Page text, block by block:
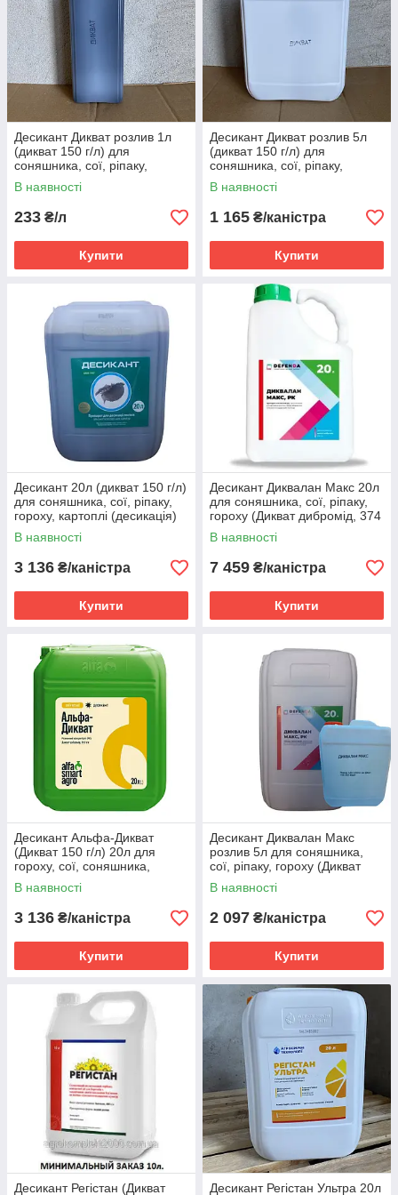
Десикант Дикват розлив 1л
(дикват 150 г/л) для
соняшника, сої, ріпаку,
гороху, картоплі
В наявності
233 ₴/л
Купити
Десикант Дикват розлив 5л
(дикват 150 г/л) для
соняшника, сої, ріпаку,
гороху, картоплі
В наявності
1 165 ₴/каністра
Купити
Десикант 20л (дикват 150 г/л)
для соняшника, сої, ріпаку,
гороху, картоплі (десикація)
В наявності
3 136 ₴/каністра
Купити
Десикант Диквалан Макс 20л
для соняшника, сої, ріпаку,
гороху (Дикват дибромід, 374
г/л)
В наявності
7 459 ₴/каністра
Купити
Десикант Альфа-Дикват
(Дикват 150 г/л) 20л для
гороху, сої, соняшника,
ріпаку, картоплі, зернових
В наявності
3 136 ₴/каністра
Купити
Десикант Диквалан Макс
розлив 5л для соняшника,
сої, ріпаку, гороху (Дикват
дибромід, 374 г/л)
В наявності
2 097 ₴/каністра
Купити
Десикант Регістан (Дикват Десикант Регістан Ультра 20л